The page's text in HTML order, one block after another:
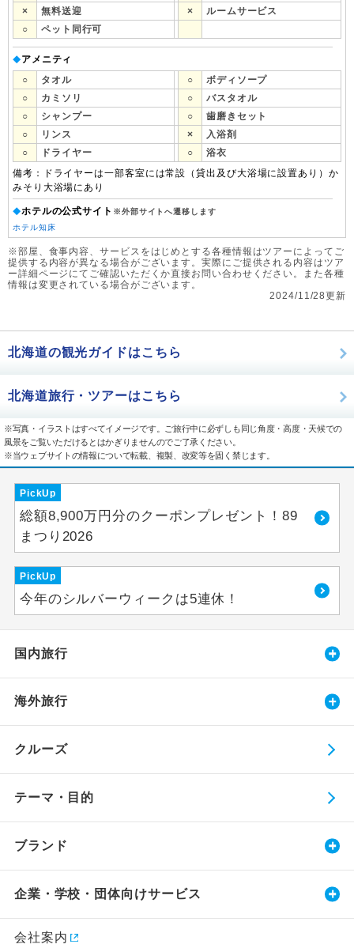
×
無料送迎 ×
ルームサービス
○
ペット同行可
◆アメニティ
○
タオル ○
ボディソープ
○
カミソリ ○
バスタオル
○
シャンプー ○
歯磨きセット
○
リンス ×
入浴剤
○
ドライヤー ○
浴衣
備考：ドライヤーは一部客室には常設（貸出及び大浴場に設置あり）か
みそり大浴場にあり
◆ホテルの公式サイト ※外部サイトへ遷移します
ホテル知床
※部屋、食事内容、サービスをはじめとする各種情報はツアーによってご
提供する内容が異なる場合がございます。実際にご提供される内容はツア
ー詳細ページにてご確認いただくか直接お問い合わせください。また各種
情報は変更されている場合がございます。
2024/11/28更新
北海道の観光ガイドはこちら
北海道旅行・ツアーはこちら
※写真・イラストはすべてイメージです。ご旅行中に必ずしも同じ角度・高度・天候での
風景をご覧いただけるとはかぎりませんのでご了承ください。
※当ウェブサイトの情報について転載、複製、改変等を固く禁じます。
PickUp
総額8,900万円分のクーポンプレゼント！89
まつり2026
PickUp
今年のシルバーウィークは5連休！
国内旅行
海外旅行
クルーズ
テーマ・目的
ブランド
企業・学校・団体向けサービス
会社案内